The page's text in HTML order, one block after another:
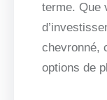
terme. Que
chevronné,
options de